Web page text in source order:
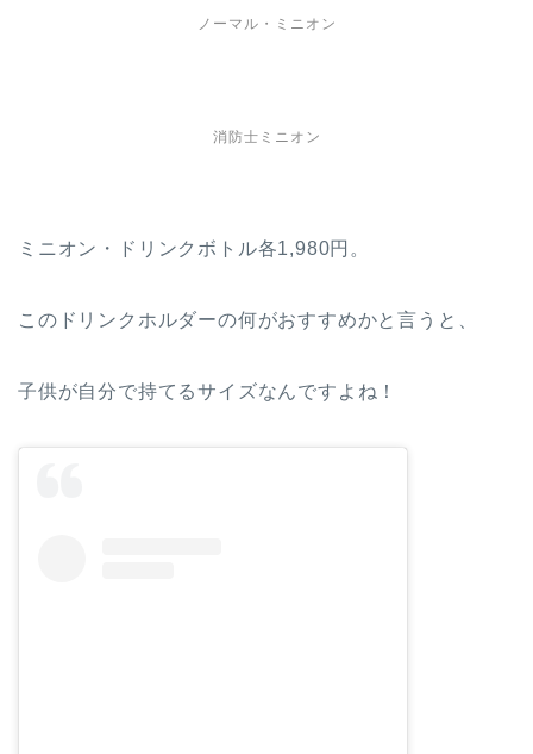
ノーマル・ミニオン
消防士ミニオン
ミニオン・ドリンクボトル各1,980円。
このドリンクホルダーの何がおすすめかと言うと、
子供が自分で持てるサイズなんですよね！